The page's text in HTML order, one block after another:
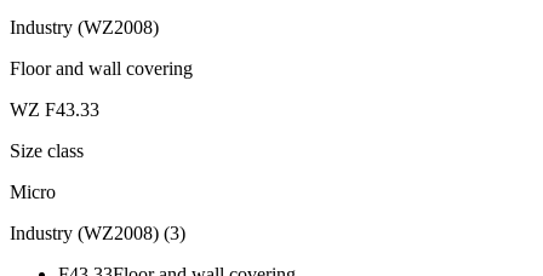
Industry (WZ2008)
Floor and wall covering
WZ F43.33
Size class
Micro
Industry (WZ2008) (3)